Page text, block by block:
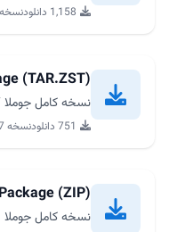
1,158 دانلود نسخه 5.4.7
(TAR.ZST)
نسخه کامل جوملا 5.4.7 برای نصب جدید از joomla.org
751 دانلود نسخه 5.4.7
(ZIP)
نسخه کامل جوملا 6.0.3 برای نصب جدید از joomla.org